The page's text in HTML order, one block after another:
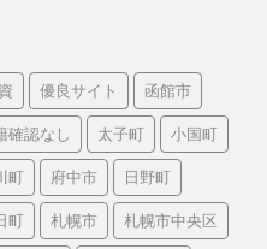
優良サイト 函館市
確認なし 太子町 小国町
町 府中市 日野町
町 札幌市 札幌市中央区